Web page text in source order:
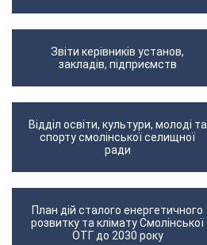
Звіти керівників установ,
закладів, підприємств
Відділ освіти, культури, молоді та
спорту смолінської селищної
ради
План дій сталого енергетичного
розвитку та клімату Смолінської
ОТГ до 2030 року